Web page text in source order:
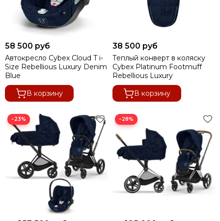
58 500 руб
Автокресло Cybex Cloud T i-
Size Rebellious Luxury Denim
Blue
В корзину
38 500 руб
Теплый конверт в коляску
Cybex Platinum Footmuff
Rebellious Luxury
В корзину
−23% −28%